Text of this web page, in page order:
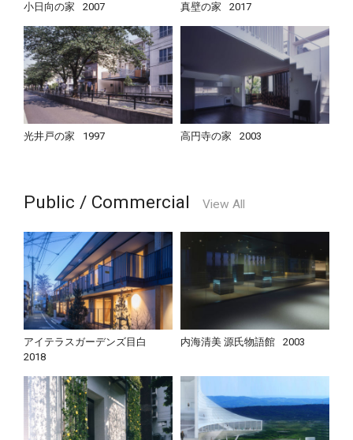
小日向の家 2007 真壁の家 2017
光井戸の家 1997 高円寺の家 2003
Public / Commercial View All
アイテラスガーデンズ目白
2018
内海清美 源氏物語館 2003